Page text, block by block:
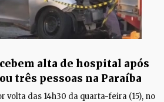
alta de hospital após
três pessoas na Paraíba
volta das 14h30 da quarta-feira (15), no